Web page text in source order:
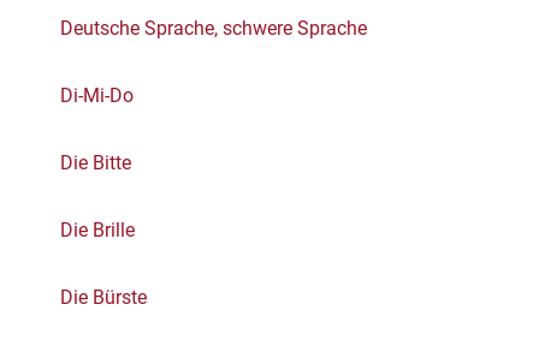
Deutsche Sprache, schwere Sprache
Di-Mi-Do
Die Bitte
Die Brille
Die Bürste